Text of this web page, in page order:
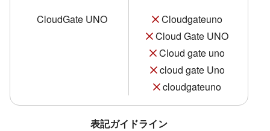
CloudGate UNO
Cloudgateuno
Cloud Gate UNO
Cloud gate uno
cloud gate Uno
cloudgateuno
表記ガイドライン